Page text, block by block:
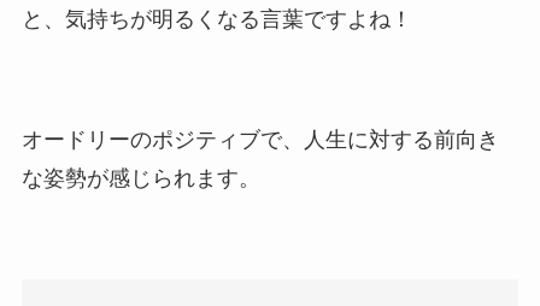
と、気持ちが明るくなる言葉ですよね！
オードリーのポジティブで、人生に対する前向き
な姿勢が感じられます。